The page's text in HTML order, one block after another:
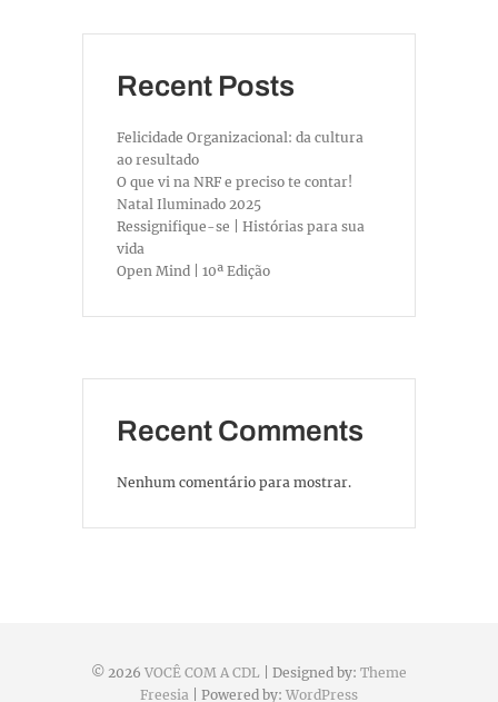
Recent Posts
Felicidade Organizacional: da cultura
ao resultado
O que vi na NRF e preciso te contar!
Natal Iluminado 2025
Ressignifique-se | Histórias para sua
vida
Open Mind | 10ª Edição
Recent Comments
Nenhum comentário para mostrar.
© 2026 VOCÊ COM A CDL | Designed by: Theme
Freesia | Powered by: WordPress